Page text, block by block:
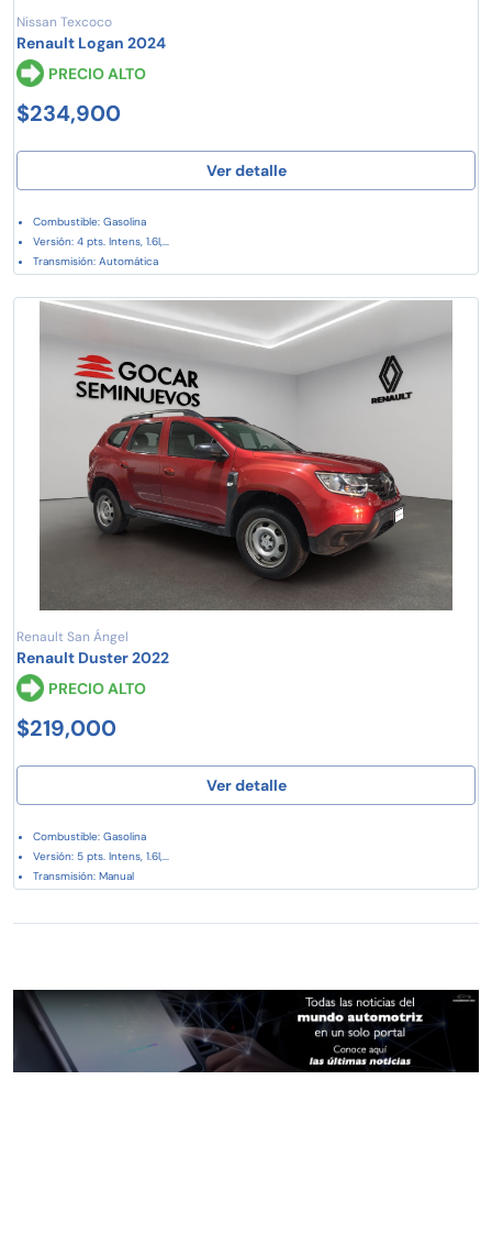
Nissan Texcoco
Renault Logan 2024
PRECIO ALTO
$234,900
Ver detalle
Combustible: Gasolina
Versión: 4 pts. Intens, 1.6l,...
Transmisión: Automática
Renault San Ángel
Renault Duster 2022
PRECIO ALTO
$219,000
Ver detalle
Combustible: Gasolina
Versión: 5 pts. Intens, 1.6l,...
Transmisión: Manual